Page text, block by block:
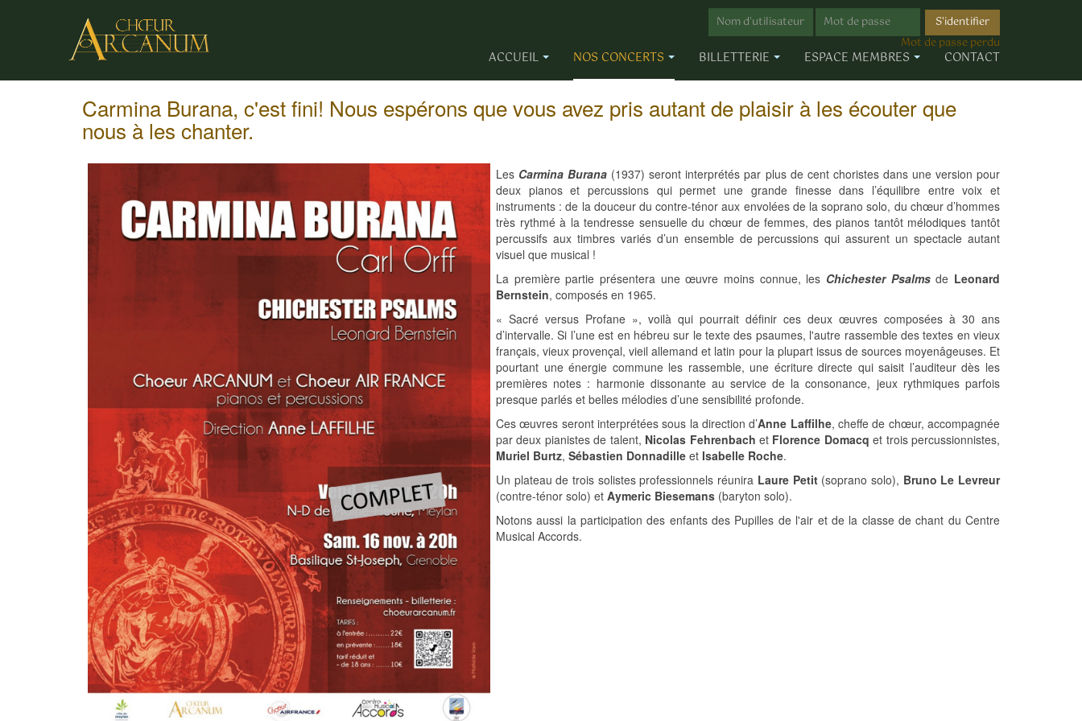
S'identifier
Mot de passe perdu
ACCUEIL NOS CONCERTS BILLETTERIE ESPACE MEMBRES CONTACT
Carmina Burana, c'est fini! Nous espérons que vous avez pris autant de plaisir à les écouter que
nous à les chanter.
Les Carmina Burana (1937) seront interprétés par plus de cent choristes dans une version pour
deux pianos et percussions qui permet une grande finesse dans l’équilibre entre voix et
instruments : de la douceur du contre-ténor aux envolées de la soprano solo, du chœur d’hommes
très rythmé à la tendresse sensuelle du chœur de femmes, des pianos tantôt mélodiques tantôt
percussifs aux timbres variés d’un ensemble de percussions qui assurent un spectacle autant
visuel que musical !
La première partie présentera une œuvre moins connue, les Chichester Psalmsde Leonard
Bernstein, composés en 1965.
« Sacré versus Profane », voilà qui pourrait définir ces deux œuvres composées à 30 ans
d’intervalle. Si l’une est en hébreu sur le texte des psaumes, l'autre rassemble des textes en vieux
français, vieux provençal, vieil allemand et latin pour la plupart issus de sources moyenâgeuses. Et
pourtant une énergie commune les rassemble, une écriture directe qui saisit l’auditeur dès les
premières notes : harmonie dissonante au service de la consonance, jeux rythmiques parfois
presque parlés et belles mélodies d’une sensibilité profonde.
Ces œuvres seront interprétées sous la direction d’Anne Laffilhe, cheffe de chœur, accompagnée
par deux pianistes de talent, Nicolas Fehrenbach et Florence Domacq et trois percussionnistes,
Muriel Burtz, Sébastien Donnadille et Isabelle Roche.
Un plateau de trois solistes professionnels réunira Laure Petit(soprano solo), Bruno Le Levreur
(contre-ténor solo) et Aymeric Biesemans (baryton solo).
Notons aussi la participation des enfants des Pupilles de l'air et de la classe de chant du Centre
Musical Accords.